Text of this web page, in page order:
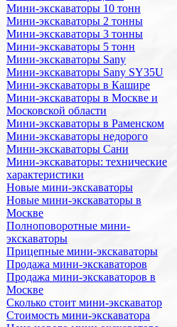
Мини-экскаваторы 10 тонн
Мини-экскаваторы 2 тонны
Мини-экскаваторы 3 тонны
Мини-экскаваторы 5 тонн
Мини-экскаваторы Sany
Мини-экскаваторы Sany SY35U
Мини-экскаваторы в Кашире
Мини-экскаваторы в Москве и
Московской области
Мини-экскаваторы в Раменском
Мини-экскаваторы недорого
Мини-экскаваторы Сани
Мини-экскаваторы: технические
характеристики
Новые мини-экскаваторы
Новые мини-экскаваторы в
Москве
Полноповоротные мини-
экскаваторы
Прицепные мини-экскаваторы
Продажа мини-экскаваторов
Продажа мини-экскаваторов в
Москве
Сколько стоит мини-экскаватор
Стоимость мини-экскаватора